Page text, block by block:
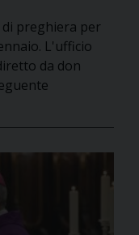
preghiera per
L'ufficio
da don